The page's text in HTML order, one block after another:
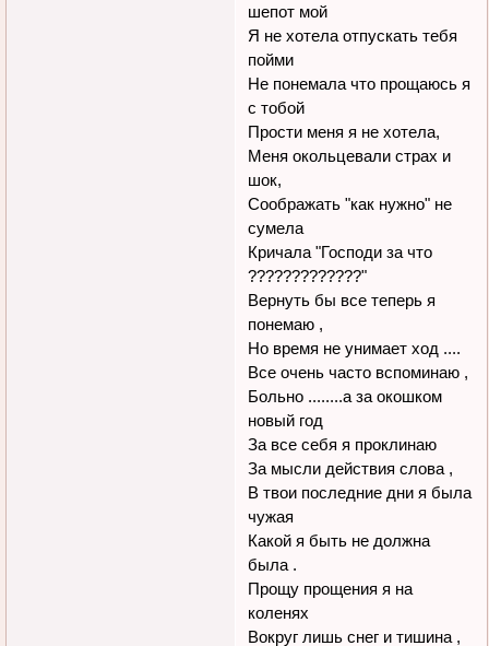
шепот мой
Я не хотела отпускать тебя
пойми
Не понемала что прощаюсь я
с тобой
Прости меня я не хотела,
Меня окольцевали страх и
шок,
Соображать "как нужно" не
сумела
Кричала "Господи за что
?????????????"
Вернуть бы все теперь я
понемаю ,
Но время не унимает ход ....
Все очень часто вспоминаю ,
Больно ........а за окошком
новый год
За все себя я проклинаю
За мысли действия слова ,
В твои последние дни я была
чужая
Какой я быть не должна
была .
Прощу прощения я на
коленях
Вокруг лишь снег и тишина ,